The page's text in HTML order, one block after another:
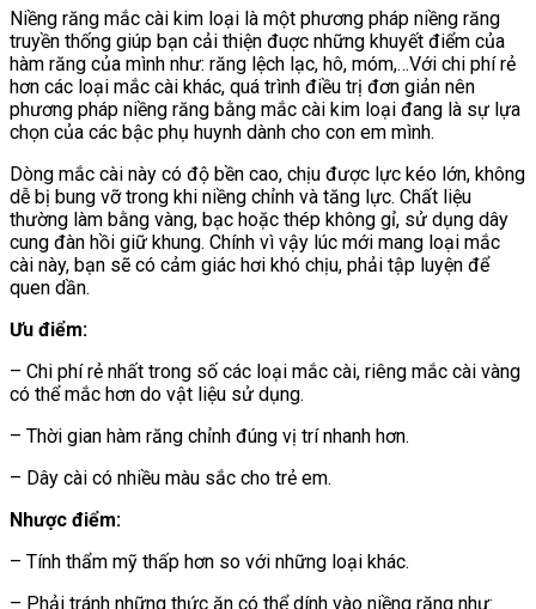
Niềng răng mắc cài kim loại là một phương pháp niềng răng
truyền thống giúp bạn cải thiện đuợc những khuyết điểm của
hàm răng của mình như: răng lệch lạc, hô, móm,…Với chi phí rẻ
hơn các loại mắc cài khác, quá trình điều trị đơn giản nên
phương pháp niềng răng bằng mắc cài kim loại đang là sự lựa
chọn của các bậc phụ huynh dành cho con em mình.
Dòng mắc cài này có độ bền cao, chịu được lực kéo lớn, không
dễ bị bung vỡ trong khi niềng chỉnh và tăng lực. Chất liệu
thường làm bằng vàng, bạc hoặc thép không gỉ, sử dụng dây
cung đàn hồi giữ khung. Chính vì vậy lúc mới mang loại mắc
cài này, bạn sẽ có cảm giác hơi khó chịu, phải tập luyện để
quen dần.
Ưu điểm:
– Chi phí rẻ nhất trong số các loại mắc cài, riêng mắc cài vàng
có thể mắc hơn do vật liệu sử dụng.
– Thời gian hàm răng chỉnh đúng vị trí nhanh hơn.
– Dây cài có nhiều màu sắc cho trẻ em.
Nhược điểm:
– Tính thẩm mỹ thấp hơn so với những loại khác.
– Phải tránh những thức ăn có thể dính vào niềng răng như: